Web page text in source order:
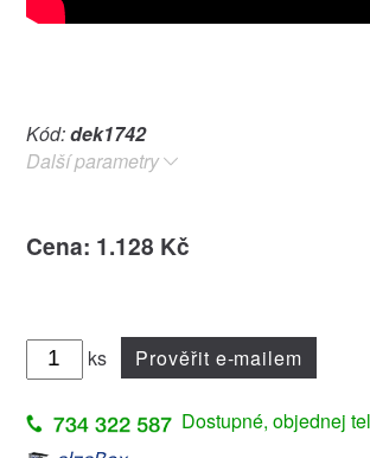
Kód:dek1742
Další parametry
Cena: 1.128 Kč
ks Prověřit e-mailem
Dostupné, objednej